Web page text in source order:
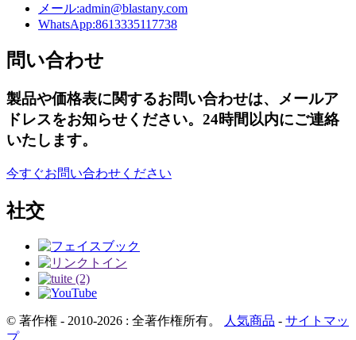
メール:admin@blastany.com
WhatsApp:8613335117738
問い合わせ
製品や価格表に関するお問い合わせは、メールア
ドレスをお知らせください。24時間以内にご連絡
いたします。
今すぐお問い合わせください
社交
© 著作権 - 2010-2026 : 全著作権所有。 人気商品 - サイトマッ